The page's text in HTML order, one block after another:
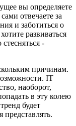
вы определяете
отвечаете за
и заботиться о
развиваться
-
причинам.
IT
наоборот,
в эту колею
будет
представлять.